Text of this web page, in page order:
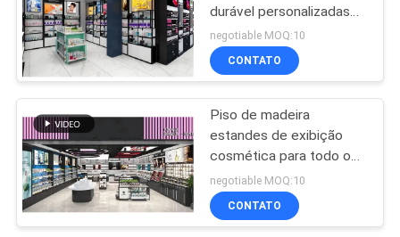
PEÇA
UMAS
CITAÇÕES
MAPA
DO
SITE
Mostras da
ourivesaria
10
durável personalizadas
com caixa de luz de
grande cabine
negotiable MOQ:10
CONTATO
Piso de madeira
estandes de exibição
cosmética para todo o
estante da loja
negotiable MOQ:10
CONTATO